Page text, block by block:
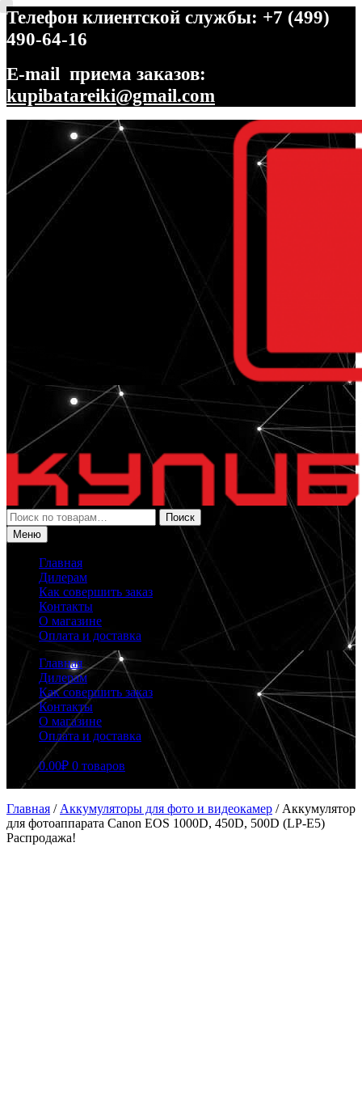
Телефон клиентской службы: +7 (499)
490-64-16
E-mail приема заказов:
kupibatareiki@gmail.com
Перейти
навигации
Перейти
содержимому
Искать:
Поиск
Меню
Главная
Дилерам
Как совершить заказ
Контакты
О магазине
Оплата и доставка
Главная
Дилерам
Как совершить заказ
Контакты
О магазине
Оплата и доставка
0.00₽ 0 товаров
Главная / Аккумуляторы для фото и видеокамер / Аккумулятор
для фотоаппарата Canon EOS 1000D, 450D, 500D (LP-E5)
Распродажа!